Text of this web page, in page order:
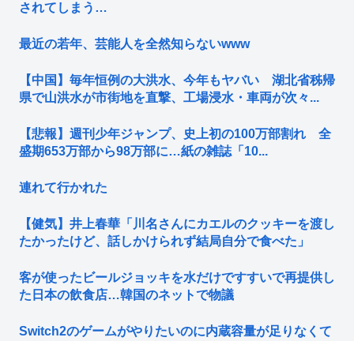
されてしまう…
最近の若年、芸能人を全然知らないwww
【中国】毎年恒例の大洪水、今年もヤバい 湖北省秭帰
県で山洪水が市街地を直撃、工場浸水・車両が次々...
【悲報】週刊少年ジャンプ、史上初の100万部割れ 全
盛期653万部から98万部に…紙の雑誌「10...
連れて行かれた
【健気】井上春華「川名さんにカエルのクッキーを渡し
たかったけど、話しかけられず結局自分で食べた」
客が使ったビールジョッキを水だけですすいで再提供し
た日本の飲食店…韓国のネットで物議
Switch2のゲームがやりたいのに内蔵容量が足りなくて